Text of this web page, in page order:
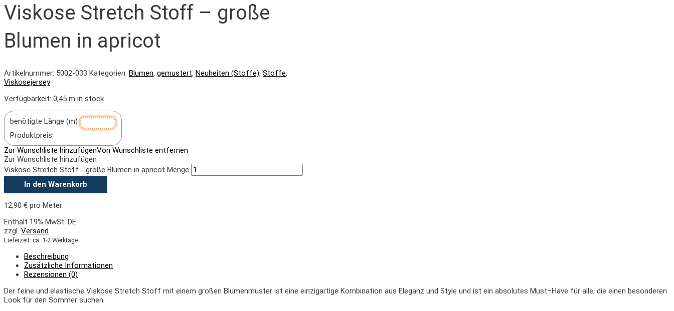
Viskose Stretch Stoff – große
Blumen in apricot
Artikelnummer: 5002-033 Kategorien: Blumen, gemustert, Neuheiten (Stoffe), Stoffe,
Viskosejersey
Verfügbarkeit: 0,45 m in stock
benötigte Länge (m)
Produktpreis
Zur Wunschliste hinzufügenVon Wunschliste entfernen
Zur Wunschliste hinzufügen
Viskose Stretch Stoff - große Blumen in apricot Menge
In den Warenkorb
12,90 € pro Meter
Enthält 19% MwSt. DE
zzgl. Versand
Lieferzeit: ca. 1-2 Werktage
Beschreibung
Zusätzliche Informationen
Rezensionen (0)
Der feine und elastische Viskose Stretch Stoff mit einem großen Blumenmuster ist eine einzigartige Kombination aus Eleganz und Style und ist ein absolutes Must–Have für alle, die einen besonderen
Look für den Sommer suchen